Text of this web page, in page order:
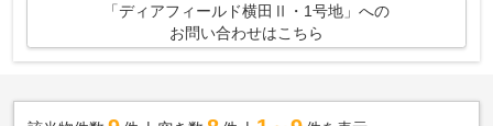
「ディアフィールド横田Ⅱ・1号地」への
お問い合わせはこちら